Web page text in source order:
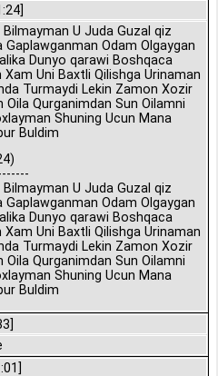
U Juda Guzal qiz
Gaplawganman Odam Olgaygan
Dunyo qarawi Boshqaca
Uni Baxtli Qilishga Urinaman
Turmaydi Lekin Zamon Xozir
Qurganimdan Sun Oilamni
Shuning Ucun Mana
Buldim
U Juda Guzal qiz
Gaplawganman Odam Olgaygan
Dunyo qarawi Boshqaca
Uni Baxtli Qilishga Urinaman
Turmaydi Lekin Zamon Xozir
Qurganimdan Sun Oilamni
Shuning Ucun Mana
Buldim